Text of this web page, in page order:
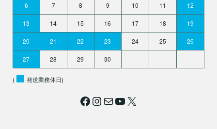
6 7 8 9 10 11 12
13 14 15 16 17 18 19
20 21 22 23 24 25 26
27 28 29 30
( 発送業務休日)
Facebook Instagram メールYouTube X